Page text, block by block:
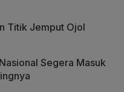
Titik Jemput Ojol
Segera Masuk